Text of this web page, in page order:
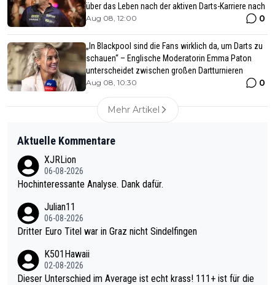
über das Leben nach der aktiven Darts-Karriere nach
Aug 08, 12:00 0
„In Blackpool sind die Fans wirklich da, um Darts zu
schauen“ – Englische Moderatorin Emma Paton
unterscheidet zwischen großen Dartturnieren
Aug 08, 10:30 0
Mehr Artikel
Aktuelle Kommentare
XJRLion
06-08-2026
Hochinteressante Analyse. Dank dafür.
Julian11
06-08-2026
Dritter Euro Titel war in Graz nicht Sindelfingen
K501Hawaii
02-08-2026
Dieser Unterschied im Average ist echt krass! 111+ ist für die